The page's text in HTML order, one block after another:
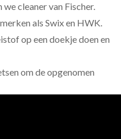
cleaner van Fischer.
als Swix en HWK.
op een doekje doen en
om de opgenomen